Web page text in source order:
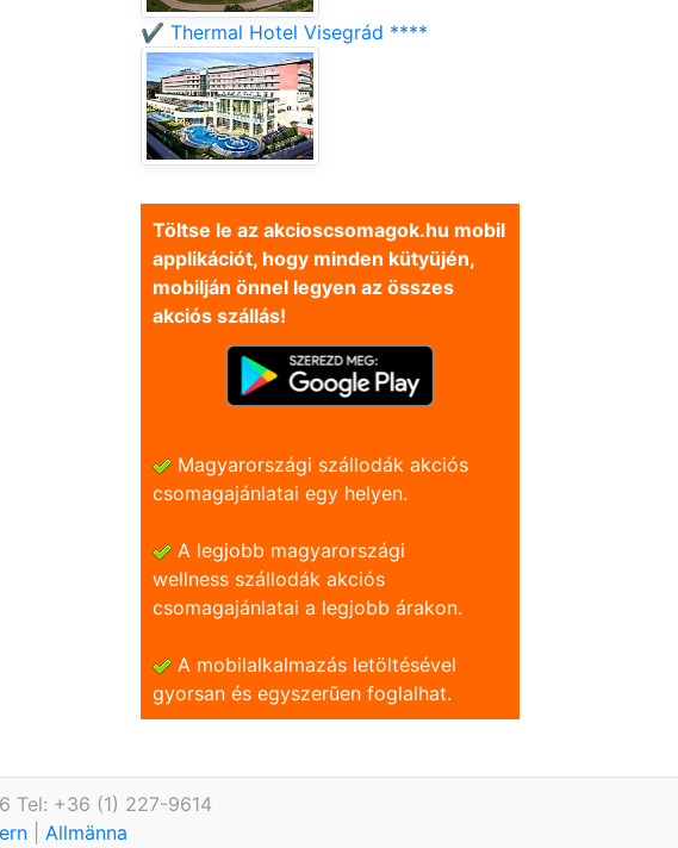
✔️ Thermal Hotel Visegrád ****
Töltse le az akcioscsomagok.hu mobil
applikációt, hogy minden kütyüjén,
mobilján önnel legyen az összes
akciós szállás!
Magyarországi szállodák akciós
csomagajánlatai egy helyen.
A legjobb magyarországi
wellness szállodák akciós
csomagajánlatai a legjobb árakon.
A mobilalkalmazás letöltésével
gyorsan és egyszerũen foglalhat.
+36 (1) 227-9614
Allmänna